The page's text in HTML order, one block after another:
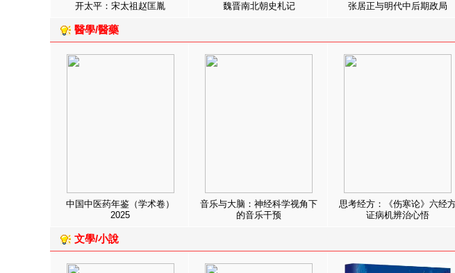
开太平：宋太祖赵匡胤 魏晋南北朝史札记 张居正与明代中后期政局
醫學/醫藥
中国中医药年鉴（学术卷）
2025
音乐与大脑：神经科学视角下
的音乐干预
思考经方：《伤寒论》六经
证病机辨治心悟
文學/小說